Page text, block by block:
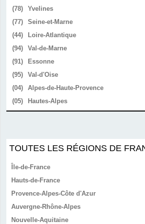
(78)
Yvelines
(77)
Seine-et-Marne
(44)
Loire-Atlantique
(94)
Val-de-Marne
(91)
Essonne
(95)
Val-d'Oise
(04)
Alpes-de-Haute-Provence
(05)
Hautes-Alpes
TOUTES LES RÉGIONS DE
Île-de-France
Hauts-de-France
Provence-Alpes-Côte d'Azur
Auvergne-Rhône-Alpes
Nouvelle-Aquitaine